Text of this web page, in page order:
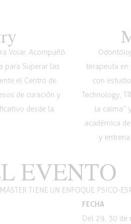
Volar. Acompañó
para Superar las
el Centro de
de curación y
desde la
terapeuta
con
Technology,
la calma”
académica
y
EVENTO
TIENE UN ENFOQUE PSICO-
FECHA
Del 29, 30